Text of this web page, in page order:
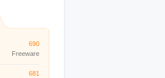
690
Freeware
681